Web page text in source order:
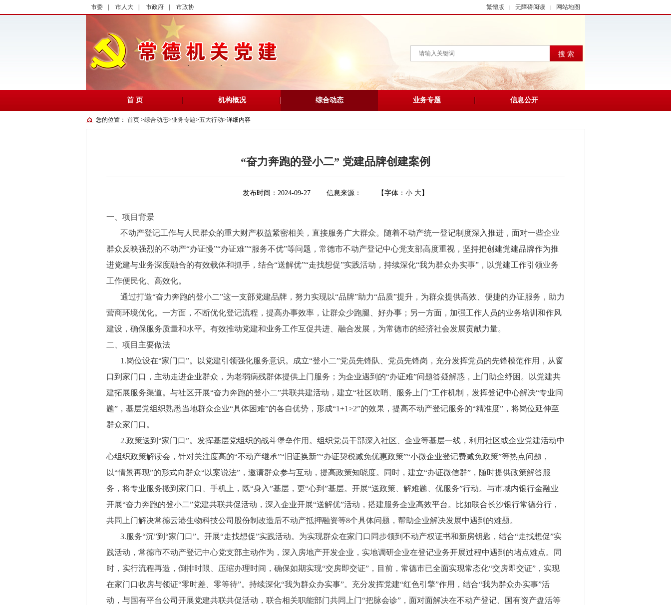
市委 市人大 市政府 市政协 繁體版 | 无障碍阅读 | 网站地图
搜 索
首 页 机构概况 综合动态 业务专题 信息公开
您的位置： 首页 >综合动态>业务专题>五大行动>详细内容
“奋力奔跑的登小二” 党建品牌创建案例
发布时间：2024-09-27 信息来源： 【字体： 小 大】
一、项目背景
不动产登记工作与人民群众的重大财产权益紧密相关，直接服务广大群众。随着不动产统一登记制度深入推进，面对一些企业
群众反映强烈的不动产“办证慢”“办证难”“服务不优”等问题，常德市不动产登记中心党支部高度重视，坚持把创建党建品牌作为推
进党建与业务深度融合的有效载体和抓手，结合“送解优”“走找想促”实践活动，持续深化“我为群众办实事”，以党建工作引领业务
工作便民化、高效化。
通过打造“奋力奔跑的登小二”这一支部党建品牌，努力实现以“品牌”助力“品质”提升，为群众提供高效、便捷的办证服务，助力
营商环境优化。一方面，不断优化登记流程，提高办事效率，让群众少跑腿、好办事；另一方面，加强工作人员的业务培训和作风
建设，确保服务质量和水平。有效推动党建和业务工作互促共进、融合发展，为常德市的经济社会发展贡献力量。
二、项目主要做法
1.岗位设在“家门口”。以党建引领强化服务意识。成立“登小二”党员先锋队、党员先锋岗，充分发挥党员的先锋模范作用，从窗
口到家门口，主动走进企业群众，为老弱病残群体提供上门服务；为企业遇到的“办证难”问题答疑解惑，上门助企纾困。以党建共
建拓展服务渠道。与社区开展“奋力奔跑的登小二”共联共建活动，建立“社区吹哨、服务上门”工作机制，发挥登记中心解决“专业问
题”，基层党组织熟悉当地群众企业“具体困难”的各自优势，形成“1+1>2”的效果，提高不动产登记服务的“精准度”，将岗位延伸至
群众家门口。
2.政策送到“家门口”。发挥基层党组织的战斗堡垒作用。组织党员干部深入社区、企业等基层一线，利用社区或企业党建活动中
心组织政策解读会，针对关注度高的“不动产继承”“旧证换新”“办证契税减免优惠政策”“小微企业登记费减免政策”等热点问题，
以“情景再现”的形式向群众“以案说法”，邀请群众参与互动，提高政策知晓度。同时，建立“办证微信群”，随时提供政策解答服
务，将专业服务搬到家门口、手机上，既“身入”基层，更“心到”基层。开展“送政策、解难题、优服务”行动。与市域内银行金融业
开展“奋力奔跑的登小二”党建共联共促活动，深入企业开展“送解优”活动，搭建服务企业高效平台。比如联合长沙银行常德分行，
共同上门解决常德云港生物科技公司股份制改造后不动产抵押融资等8个具体问题，帮助企业解决发展中遇到的难题。
3.服务“沉”到“家门口”。开展“走找想促”实践活动。为实现群众在家门口同步领到不动产权证书和新房钥匙，结合“走找想促”实
践活动，常德市不动产登记中心党支部主动作为，深入房地产开发企业，实地调研企业在登记业务开展过程中遇到的堵点难点。同
时，实行流程再造，倒排时限、压缩办理时间，确保如期实现“交房即交证”，目前，常德市已全面实现常态化“交房即交证”，实现
在家门口收房与领证“零时差、零等待”。持续深化“我为群众办实事”。充分发挥党建“红色引擎”作用，结合“我为群众办实事”活
动，与国有平台公司开展党建共联共促活动，联合相关职能部门共同上门“把脉会诊”，面对面解决在不动产登记、国有资产盘活等